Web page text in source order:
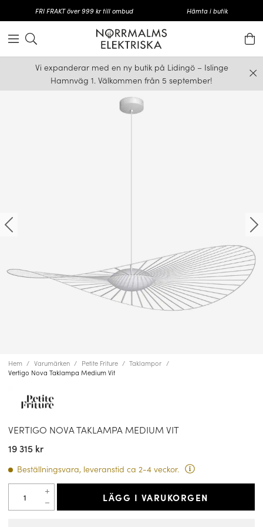
FRI FRAKT över 999 kr till ombud Hämta i butik
Vi expanderar med en ny butik på Lidingö – Islinge
Hamnväg 1. Välkommen från 5 september!
Hem Varumärken Petite Friture
Taklampor
Vertigo Nova Taklampa Medium Vit
VERTIGO NOVA TAKLAMPA MEDIUM VIT
19 315 kr
Beställningsvara, leveranstid ca 2-4 veckor.
LÄGG I VARUKORGEN